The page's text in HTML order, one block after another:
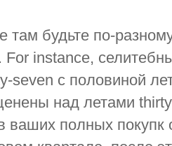
там будьте по-
For instance,
seven с половиной
над летами
ваших полных